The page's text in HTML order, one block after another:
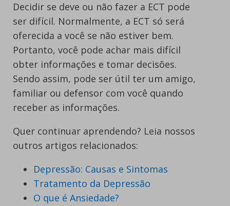
Decidir se deve ou não fazer a ECT pode
ser difícil. Normalmente, a ECT só será
oferecida a você se não estiver bem.
Portanto, você pode achar mais difícil
obter informações e tomar decisões.
Sendo assim, pode ser útil ter um amigo,
familiar ou defensor com você quando
receber as informações.
Quer continuar aprendendo? Leia nossos
outros artigos relacionados:
Depressão: Causas e Sintomas
Tratamento da Depressão
O que é Ansiedade?